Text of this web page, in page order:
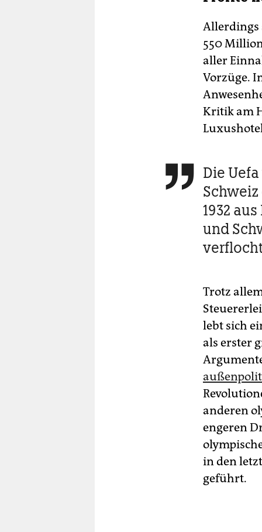
Allerdings
550
aller
Vorzüge.
Kritik am
 Die
1932
und
Trotz
lebt sich
als erster
anderen
engeren
in den
geführt.